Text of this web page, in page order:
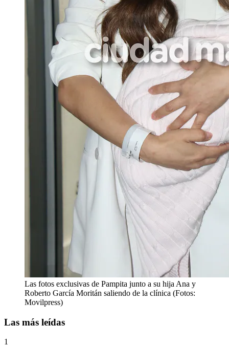
Las fotos exclusivas de Pampita junto a su hija Ana y
Roberto García Moritán saliendo de la clínica (Fotos:
Movilpress)
Las más leídas
1